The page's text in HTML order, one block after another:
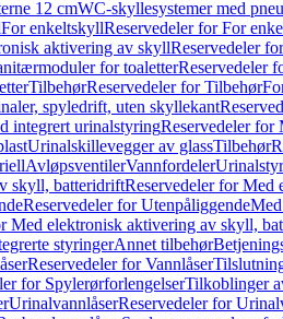
12 cmWC-skyllesystemer med
For enkeltskyllReservedeler for For
aktivering av skyllReservedeler
for toaletterReservedeler
TilbehørReservedeler for Tilbehør
spyledrift, uten skyllekant
integrert urinalstyringReservedeler for
Urinalskillevegger av glassTilbehør
AvløpsventilerVannfordeler
skyll, batteridriftReservedeler for
Reservedeler for Utenpåliggende
Med elektronisk aktivering av skyll,
styringerAnnet tilbehør
Reservedeler for Vannlåser
for SpylerørforlengelserTilkoblinger
UrinalvannlåserReservedeler for